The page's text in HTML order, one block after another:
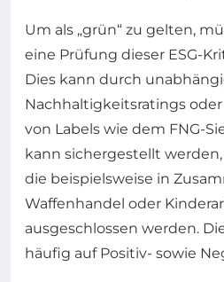
Um als „grün“ zu gelten,
eine Prüfung dieser ESG-
Dies kann durch
Nachhaltigkeitsratings
von Labels wie dem FNG-
kann sichergestellt
die beispielsweise in
Waffenhandel oder
ausgeschlossen werden.
häufig auf Positiv- sowie